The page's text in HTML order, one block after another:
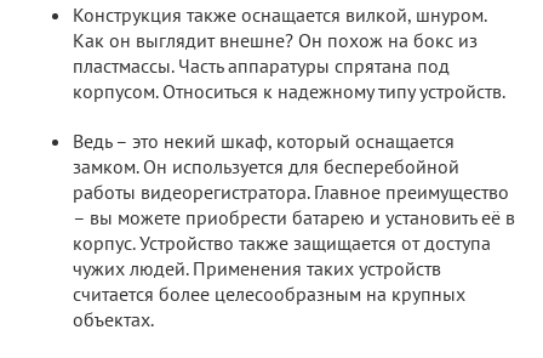
Конструкция также оснащается вилкой, шнуром.
Как он выглядит внешне? Он похож на бокс из
пластмассы. Часть аппаратуры спрятана под
корпусом. Относиться к надежному типу устройств.
Ведь – это некий шкаф, который оснащается
замком. Он используется для бесперебойной
работы видеорегистратора. Главное преимущество
– вы можете приобрести батарею и установить её в
корпус. Устройство также защищается от доступа
чужих людей. Применения таких устройств
считается более целесообразным на крупных
объектах.